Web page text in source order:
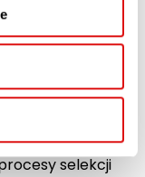
i
(anti-fraud),
oraz
selekcji